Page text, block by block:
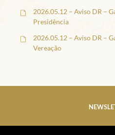
2026.05.12 – Aviso DR –
Presidência
2026.05.12 – Aviso DR –
Vereação